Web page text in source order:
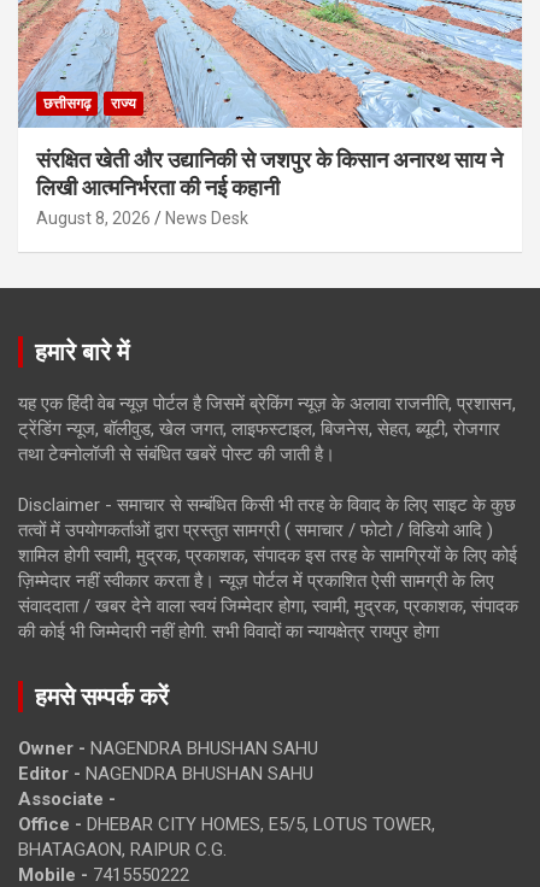
छत्तीसगढ़ राज्य
संरक्षित खेती और उद्यानिकी से जशपुर के किसान अनारथ साय ने
लिखी आत्मनिर्भरता की नई कहानी
August 8, 2026 News Desk
हमारे बारे में
यह एक हिंदी वेब न्यूज़ पोर्टल है जिसमें ब्रेकिंग न्यूज़ के अलावा राजनीति, प्रशासन,
ट्रेंडिंग न्यूज, बॉलीवुड, खेल जगत, लाइफस्टाइल, बिजनेस, सेहत, ब्यूटी, रोजगार
तथा टेक्नोलॉजी से संबंधित खबरें पोस्ट की जाती है।
Disclaimer - समाचार से सम्बंधित किसी भी तरह के विवाद के लिए साइट के कुछ
तत्वों में उपयोगकर्ताओं द्वारा प्रस्तुत सामग्री ( समाचार / फोटो / विडियो आदि )
शामिल होगी स्वामी, मुद्रक, प्रकाशक, संपादक इस तरह के सामग्रियों के लिए कोई
ज़िम्मेदार नहीं स्वीकार करता है। न्यूज़ पोर्टल में प्रकाशित ऐसी सामग्री के लिए
संवाददाता / खबर देने वाला स्वयं जिम्मेदार होगा, स्वामी, मुद्रक, प्रकाशक, संपादक
की कोई भी जिम्मेदारी नहीं होगी. सभी विवादों का न्यायक्षेत्र रायपुर होगा
हमसे सम्पर्क करें
Owner - NAGENDRA BHUSHAN SAHU
Editor - NAGENDRA BHUSHAN SAHU
Associate -
Office - DHEBAR CITY HOMES, E5/5, LOTUS TOWER,
BHATAGAON, RAIPUR C.G.
Mobile - 7415550222